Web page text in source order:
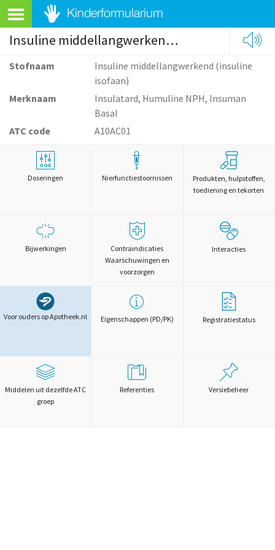
Insuline middellangwerkend (insuline isofaan)
Stofnaam
Insuline middellangwerkend (insuline
isofaan)
Merknaam
Insulatard, Humuline NPH, Insuman
Basal
ATC code
A10AC01
Doseringen Nierfunctiestoornissen
Produkten, hulpstoffen,
toediening en tekorten
Bijwerkingen
Contraindicaties
Waarschuwingen en
voorzorgen
Interacties
Voor ouders op Apotheek.nl Eigenschappen (PD/PK) Registratiestatus
Middelen uit dezelfde ATC
groep
Referenties Versiebeheer